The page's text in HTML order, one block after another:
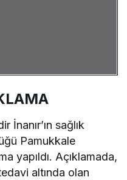
İnanır’ın sağlık
Pamukkale
yapıldı. Açıklamada,
altında olan